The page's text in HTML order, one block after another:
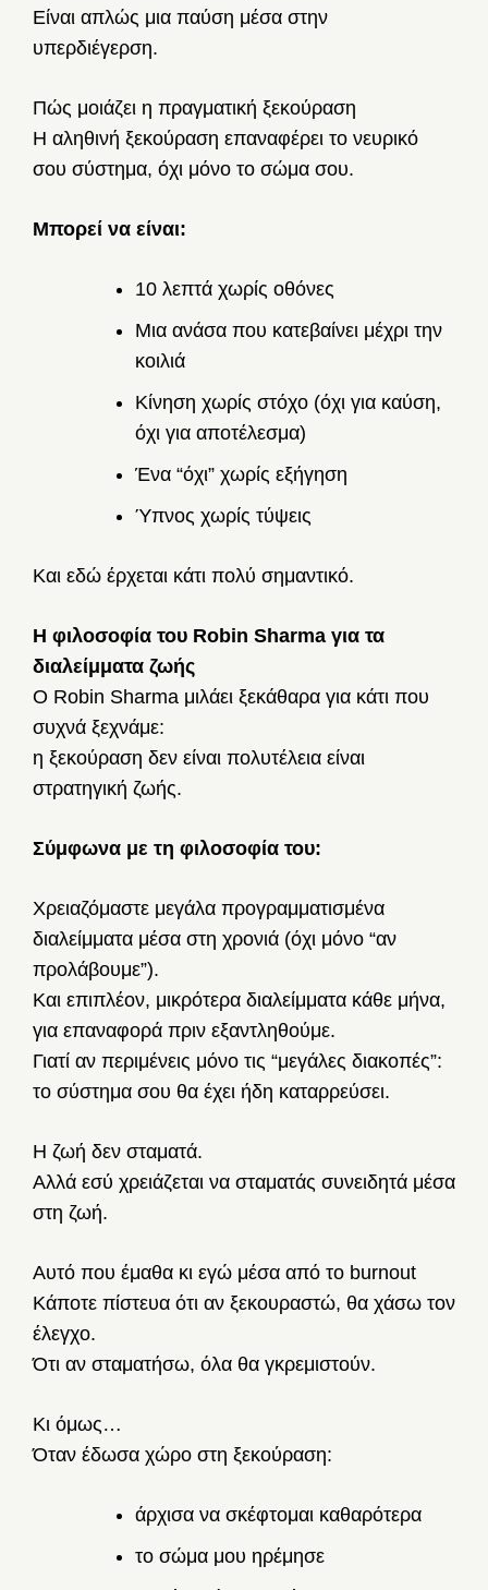
Είναι απλώς μια παύση μέσα στην
υπερδιέγερση.
Πώς μοιάζει η πραγματική ξεκούραση
Η αληθινή ξεκούραση επαναφέρει το νευρικό
σου σύστημα, όχι μόνο το σώμα σου.
Μπορεί να είναι:
10 λεπτά χωρίς οθόνες
Μια ανάσα που κατεβαίνει μέχρι την
κοιλιά
Κίνηση χωρίς στόχο (όχι για καύση,
όχι για αποτέλεσμα)
Ένα “όχι” χωρίς εξήγηση
Ύπνος χωρίς τύψεις
Και εδώ έρχεται κάτι πολύ σημαντικό.
Η φιλοσοφία του Robin Sharma για τα
διαλείμματα ζωής
Ο Robin Sharma μιλάει ξεκάθαρα για κάτι που
συχνά ξεχνάμε:
η ξεκούραση δεν είναι πολυτέλεια είναι
στρατηγική ζωής.
Σύμφωνα με τη φιλοσοφία του:
Χρειαζόμαστε μεγάλα προγραμματισμένα
διαλείμματα μέσα στη χρονιά (όχι μόνο “αν
προλάβουμε”).
Και επιπλέον, μικρότερα διαλείμματα κάθε μήνα,
για επαναφορά πριν εξαντληθούμε.
Γιατί αν περιμένεις μόνο τις “μεγάλες διακοπές”:
το σύστημα σου θα έχει ήδη καταρρεύσει.
Η ζωή δεν σταματά.
Αλλά εσύ χρειάζεται να σταματάς συνειδητά μέσα
στη ζωή.
Αυτό που έμαθα κι εγώ μέσα από το burnout
Κάποτε πίστευα ότι αν ξεκουραστώ, θα χάσω τον
έλεγχο.
Ότι αν σταματήσω, όλα θα γκρεμιστούν.
Κι όμως…
Όταν έδωσα χώρο στη ξεκούραση:
άρχισα να σκέφτομαι καθαρότερα
το σώμα μου ηρέμησε